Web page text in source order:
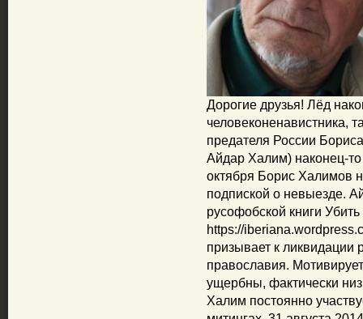
Дорогие друзья! Лёд
человеконенавистника,
предателя России
Айдар Халим) наконец-
октября Борис Халимов
подпиской о невыезде.
русофобской книги
https://
призывает к ликвидации
православия.
ущербны, фактически
Халим постоянно